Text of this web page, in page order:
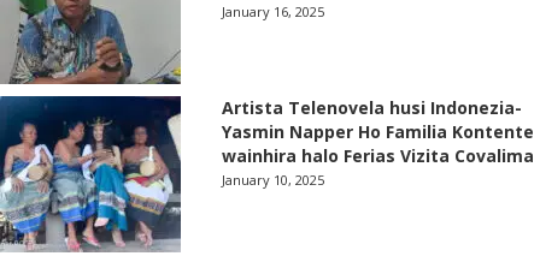
January 16, 2025
Artista Telenovela husi Indonezia-
Yasmin Napper Ho Familia Kontente
wainhira halo Ferias Vizita Covalima
January 10, 2025